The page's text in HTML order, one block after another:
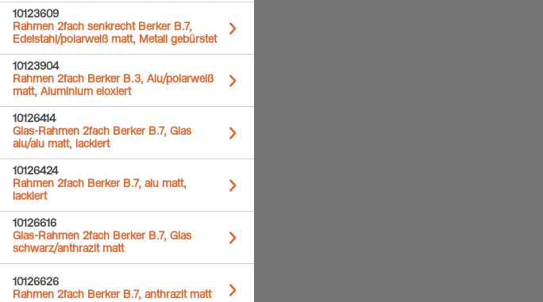
10123609
Rahmen 2fach senkrecht Berker B.7,
Edelstahl/polarweiß matt, Metall gebürstet
10123904
Rahmen 2fach Berker B.3, Alu/polarweiß
matt, Aluminium eloxiert
10126414
Glas-Rahmen 2fach Berker B.7, Glas
alu/alu matt, lackiert
10126424
Rahmen 2fach Berker B.7, alu matt,
lackiert
10126616
Glas-Rahmen 2fach Berker B.7, Glas
schwarz/anthrazit matt
10126626
Rahmen 2fach Berker B.7, anthrazit matt